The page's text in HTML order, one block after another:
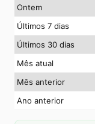
Ontem
Últimos 7 dias
Últimos 30 dias
Mês atual
Mês anterior
Ano anterior